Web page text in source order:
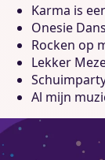
Karma is
Onesie
Rocken op
Lekker
Al mijn